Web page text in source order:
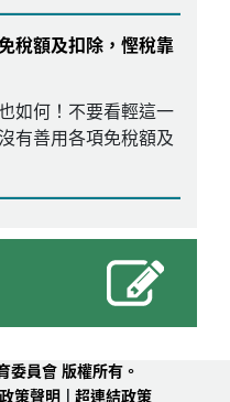
稅額及扣除，慳稅靠
如何！不要看輕這一
有善用各項免稅額及
員會 版權所有。
策聲明 超連結政策